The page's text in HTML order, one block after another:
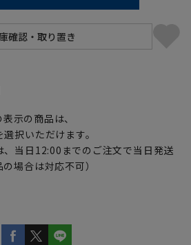
表示の商品は、
択いただけます。
、当日12:00までのご注文で当日発送
場合は対応不可）